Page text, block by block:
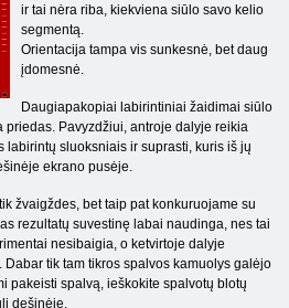
ir tai nėra riba, kiekviena siūlo savo kelio
segmentą.
Orientacija tampa vis sunkesnė, bet daug
įdomesnė.
Daugiapakopiai labirintiniai žaidimai siūlo
priedas. Pavyzdžiui, antroje dalyje reikia
labirintų sluoksniais ir suprasti, kuris iš jų
ekrano pusėje.
žvaigždes, bet taip pat konkuruojame su
rezultatų suvestinę labai naudinga, nes tai
nesibaigia, o ketvirtoje dalyje
tik tam tikros spalvos kamuolys galėjo
pakeisti spalvą, ieškokite spalvotų blotų
dešinėje.